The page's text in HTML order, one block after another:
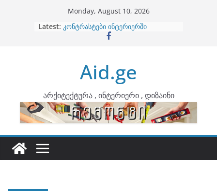
Monday, August 10, 2026
Latest: ბინების გაერთიანება
კონტრასტები ინტერიერში
ინტერიერის დიზიანი
არტემიდი წარმოგიდგენთ
Aid.ge
არქიტექტურა , ინტერიერი , დიზაინი